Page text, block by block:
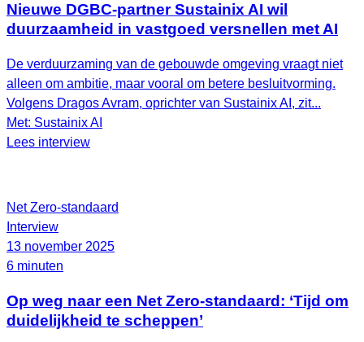
Nieuwe DGBC-partner Sustainix AI wil
duurzaamheid in vastgoed versnellen met AI
De verduurzaming van de gebouwde omgeving vraagt niet
alleen om ambitie, maar vooral om betere besluitvorming.
Volgens Dragos Avram, oprichter van Sustainix AI, zit...
Met: Sustainix AI
Lees interview
Net Zero-standaard
Interview
13 november 2025
6 minuten
Op weg naar een Net Zero-standaard: ‘Tijd om
duidelijkheid te scheppen’